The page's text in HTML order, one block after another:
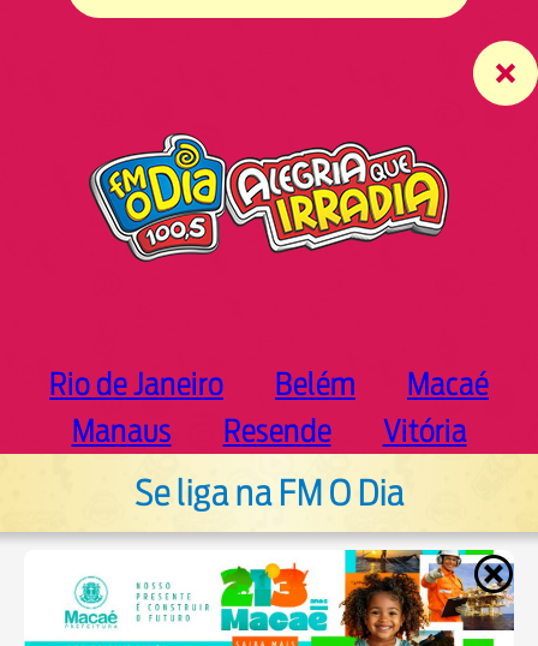
Rio de Janeiro Belém
Macaé
Manaus
Resende Vitória
Se liga na FM O Dia